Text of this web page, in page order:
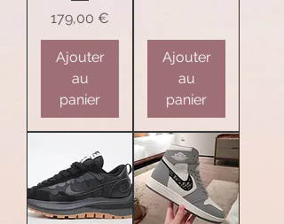
Prix
179,00 €
Ajouter
au
panier
Ajouter
au
panier